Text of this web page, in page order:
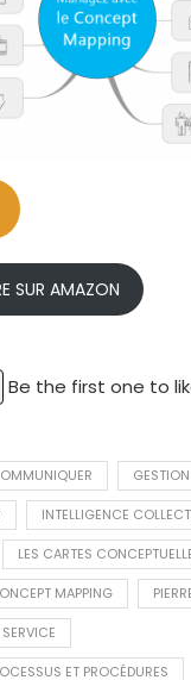
SUR AMAZON
J'AIME
Be the first one to
INTELLIGENCE
LES CARTES
MAPPING
ET PROCÉDURES